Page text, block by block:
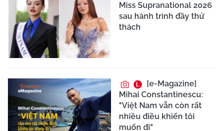
Miss Supranational 2026
sau hành trình đầy thử
thách
[e-Magazine]
Mihai Constantinescu:
"Việt Nam vẫn còn rất
nhiều điều khiến tôi
muốn đi"